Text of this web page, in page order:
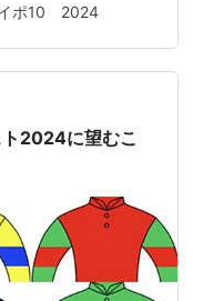
デンイーグルはリ
てパート2のG2、G3
外補正ついたらさ
ップ実装してもア
ポ10 2024
ト2024に望むこ